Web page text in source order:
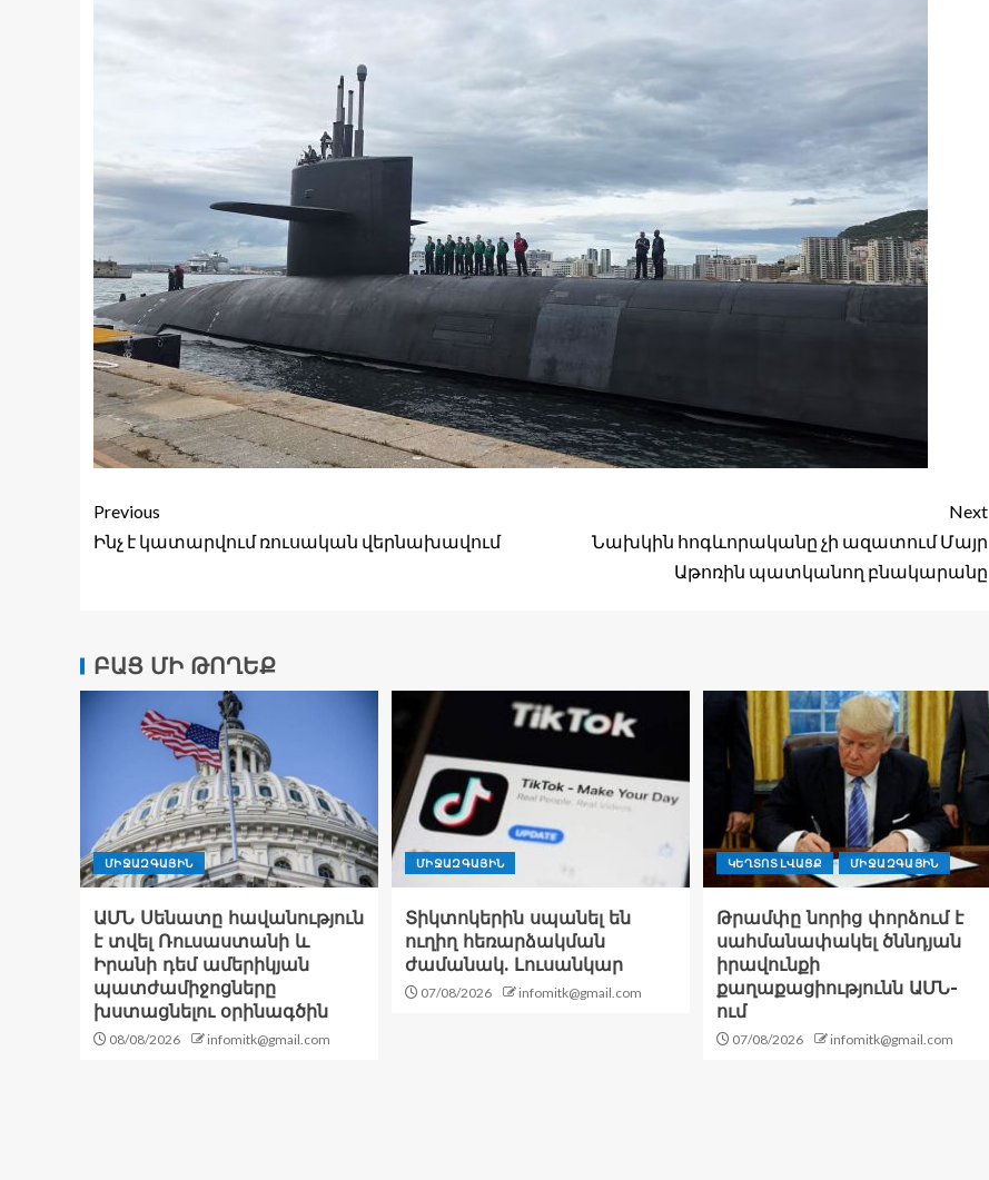
Previous
Ինչ է կատարվում ռուսական վերնախավում
Next
Նախկին հոգևորականը չի ազատում Մայր
Աթոռին պատկանող բնակարանը
ԲԱՑ ՄԻ ԹՈՂԵՔ
ՄԻՋԱԶԳԱՅԻՆ
ԱՄՆ Սենատը հավանություն
է տվել Ռուսաստանի և
Իրանի դեմ ամերիկյան
պատժամիջոցները
խստացնելու օրինագծին
08/08/2026 infomitk@gmail.com
ՄԻՋԱԶԳԱՅԻՆ
Տիկտոկերին սպանել են
ուղիղ հեռարձակման
ժամանակ. Լուսանկար
07/08/2026 infomitk@gmail.com
ԿԵՂՏՈՏ ԼՎԱՑՔ ՄԻՋԱԶԳԱՅԻՆ
Թրամփը նորից փորձում է
սահմանափակել ծննդյան
իրավունքի
քաղաքացիությունն ԱՄՆ-
ում
07/08/2026 infomitk@gmail.com